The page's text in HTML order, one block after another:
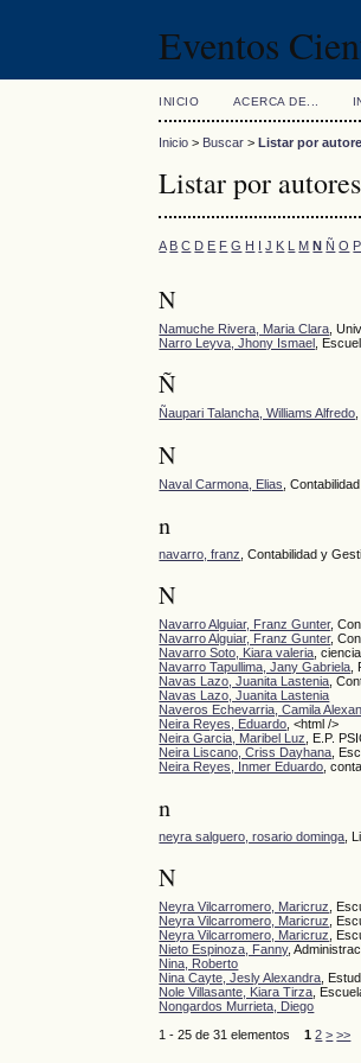
Eventos
INICIO ACERCA DE...
Inicio > Buscar >Listar por
Listar por autores
A B C D E F G H I J K L M N Ñ O P
N
Namuche Rivera, Maria Clara ,
Narro Leyva, Jhony Ismael
,
Ñ
Ñaupari Talancha, Williams Alfredo
N
Naval Carmona, Elias ,
n
navarro, franz , Contabilidad y
N
Navarro Alguiar, Franz Gunter,
Navarro Alguiar, Franz Gunter,
Navarro Soto, Kiara valeria ,
Navarro Tapullima, Jany Gabriela
Navas Lazo, Juanita Lastenia ,
Navas Lazo, Juanita Lastenia
Naveros Echevarria, Camila
Neira Reyes, Eduardo , <html />
Neira Garcia, Maribel Luz
, E.P.
Neira Liscano, Criss Dayhana ,
Neira Reyes, Inmer Eduardo ,
n
neyra salguero, rosario dominga ,
N
Neyra Vilcarromero, Maricruz
,
Neyra Vilcarromero, Maricruz
,
Neyra Vilcarromero, Maricruz
,
Nieto Espinoza, Fanny,
Nina, Roberto
Nina Cayte, Jesly Alexandra ,
Nole Villasante, Kiara Tirza ,
Nongardos Murrieta, Diego
1 - 25 de 31 elementos1 2 > >>